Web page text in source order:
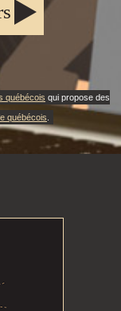
québécois qui propose des
québécois